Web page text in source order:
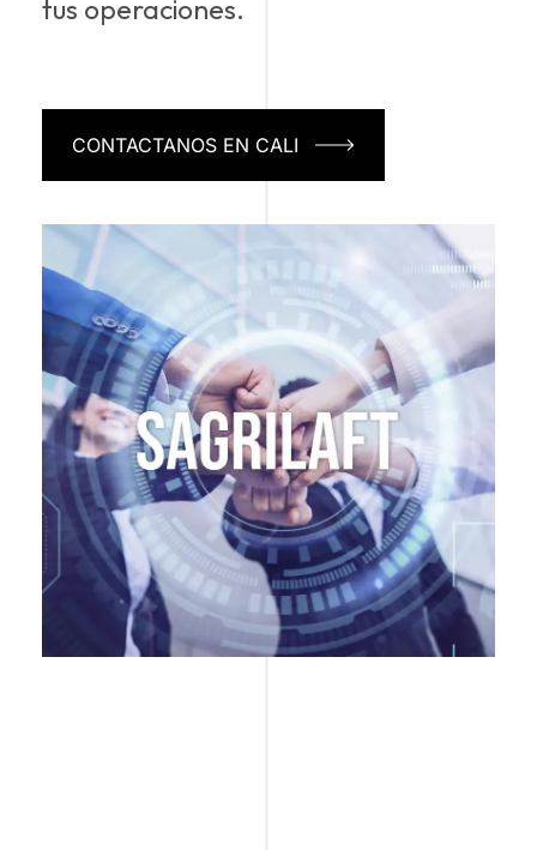
tus operaciones.
CONTACTANOS EN CALI